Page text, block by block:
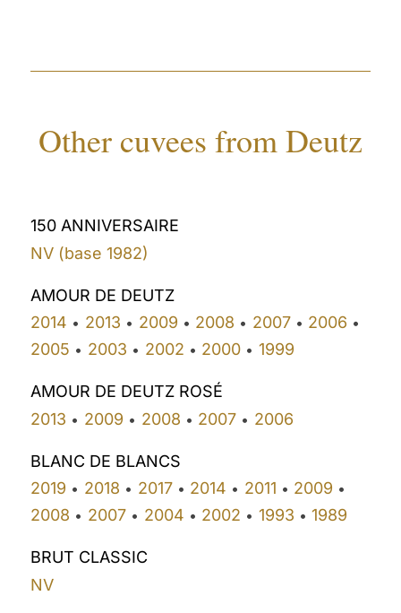
Other cuvees from Deutz
150 ANNIVERSAIRE
NV (base 1982)
AMOUR DE DEUTZ
2014 • 2013 • 2009 • 2008 • 2007• 2006 •
2005 • 2003 • 2002 • 2000 • 1999
AMOUR DE DEUTZ ROSÉ
2013 • 2009 • 2008 • 2007 • 2006
BLANC DE BLANCS
2019 • 2018 • 2017• 2014 • 2011 • 2009 •
2008 • 2007• 2004 • 2002 • 1993 • 1989
BRUT CLASSIC
NV